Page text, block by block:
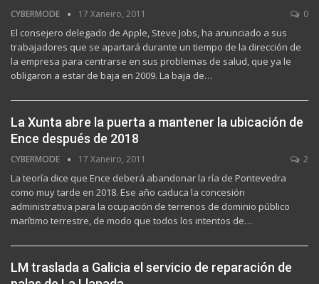
CYBERMODE 17 Xaneiro, 2011 0
El consejero delegado de Apple, Steve Jobs, ha anunciado a sus
trabajadores que se apartará durante un tiempo de la dirección de
la empresa para centrarse en sus problemas de salud, que ya le
obligaron a estar de baja en 2009. La baja de…
La Xunta abre la puerta a mantener la ubicación de
Ence después de 2018
CYBERMODE 17 Xaneiro, 2011 2
La teoría dice que Ence deberá abandonar la ría de Pontevedra
como muy tarde en 2018. Ese año caduca la concesión
administrativa para la ocupación de terrenos de dominio público
marítimo terrestre, de modo que todos los intentos de…
LM traslada a Galicia el servicio de reparación de